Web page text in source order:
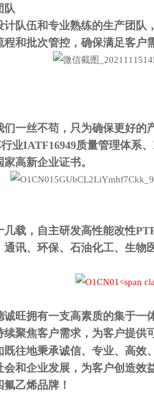
队
计队伍和专业熟练的生产团队
和批次管控，确保满足客户
一丝不苟，只为确保更好的
业IATF16949质量管理体系
高新企业证书。
载，自主研发高性能改性
通讯、环保、石油化工、生物
诚旺拥有一支高素质的集于一
续聚焦客户需求，为客户提供
既往地秉承诚信、专业、高效
会和企业发展，为客户创造效
乙烯品牌！